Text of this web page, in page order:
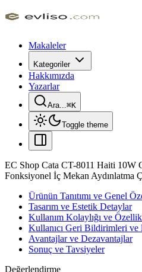
Makaleler
Kategoriler
Hakkımızda
Yazarlar
Ara...⌘K
Toggle theme
EC Shop Cata CT-8011 Haiti 10W
Fonksiyonel İç Mekan Aydınlatma
Ürünün Tanıtımı ve Genel
Tasarım ve Estetik Detaylar
Kullanım Kolaylığı ve
Kullanıcı Geri Bildirimleri ve
Avantajlar ve Dezavantajlar
Sonuç ve Tavsiyeler
Değerlendirme